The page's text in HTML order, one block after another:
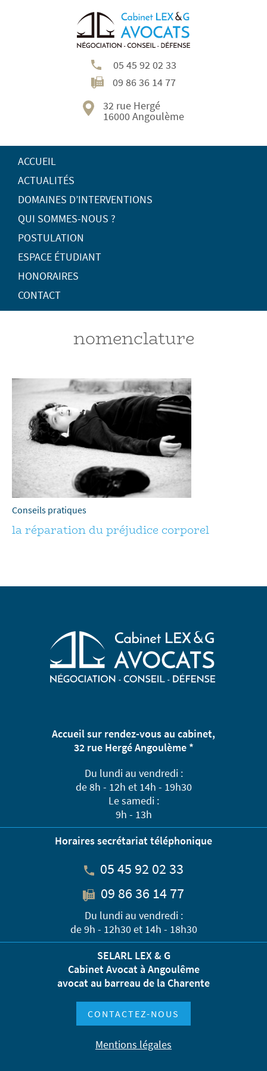
05 45 92 02 33
09 86 36 14 77
32 rue Hergé
16000 Angoulème
ACCUEIL
ACTUALITÉS
DOMAINES D’INTERVENTIONS
QUI SOMMES-NOUS ?
POSTULATION
ESPACE ÉTUDIANT
HONORAIRES
CONTACT
nomenclature
Conseils pratiques
la réparation du préjudice corporel
Accueil sur rendez-vous au cabinet,
32 rue Hergé Angoulème *
Du lundi au vendredi :
de 8h - 12h et 14h - 19h30
Le samedi :
9h - 13h
Horaires secrétariat téléphonique
05 45 92 02 33
09 86 36 14 77
Du lundi au vendredi :
de 9h - 12h30 et 14h - 18h30
SELARL LEX & G
Cabinet Avocat à Angoulême
avocat au barreau de la Charente
CONTACTEZ-NOUS
Mentions légales